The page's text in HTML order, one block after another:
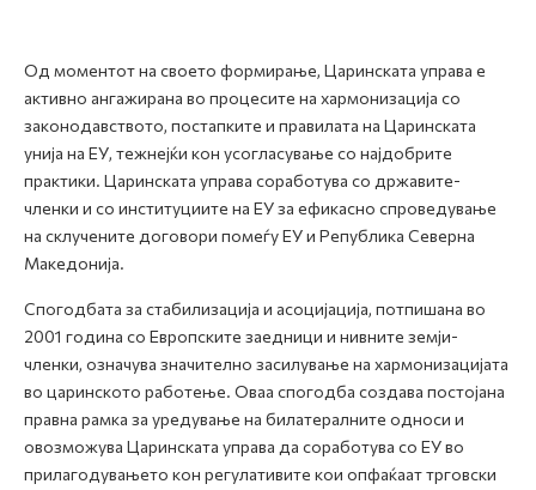
Open
Е-Царина
Медиа центар
Контакт
Е-Весник
Од моментот на своето формирање, Царинската управа е
активно ангажирана во процесите на хармонизација со
законодавството, постапките и правилата на Царинската
унија на ЕУ, тежнејќи кон усогласување со најдобрите
практики. Царинската управа соработува со државите-
членки и со институциите на ЕУ за ефикасно спроведување
на склучените договори помеѓу ЕУ и Република Северна
Македонија.
Спогодбата за стабилизација и асоцијација, потпишана во
2001 година со Европските заедници и нивните земји-
членки, означува значително засилување на хармонизацијата
во царинското работење. Оваа спогодба создава постојана
правна рамка за уредување на билатералните односи и
овозможува Царинската управа да соработува со ЕУ во
прилагодувањето кон регулативите кои опфаќаат трговски